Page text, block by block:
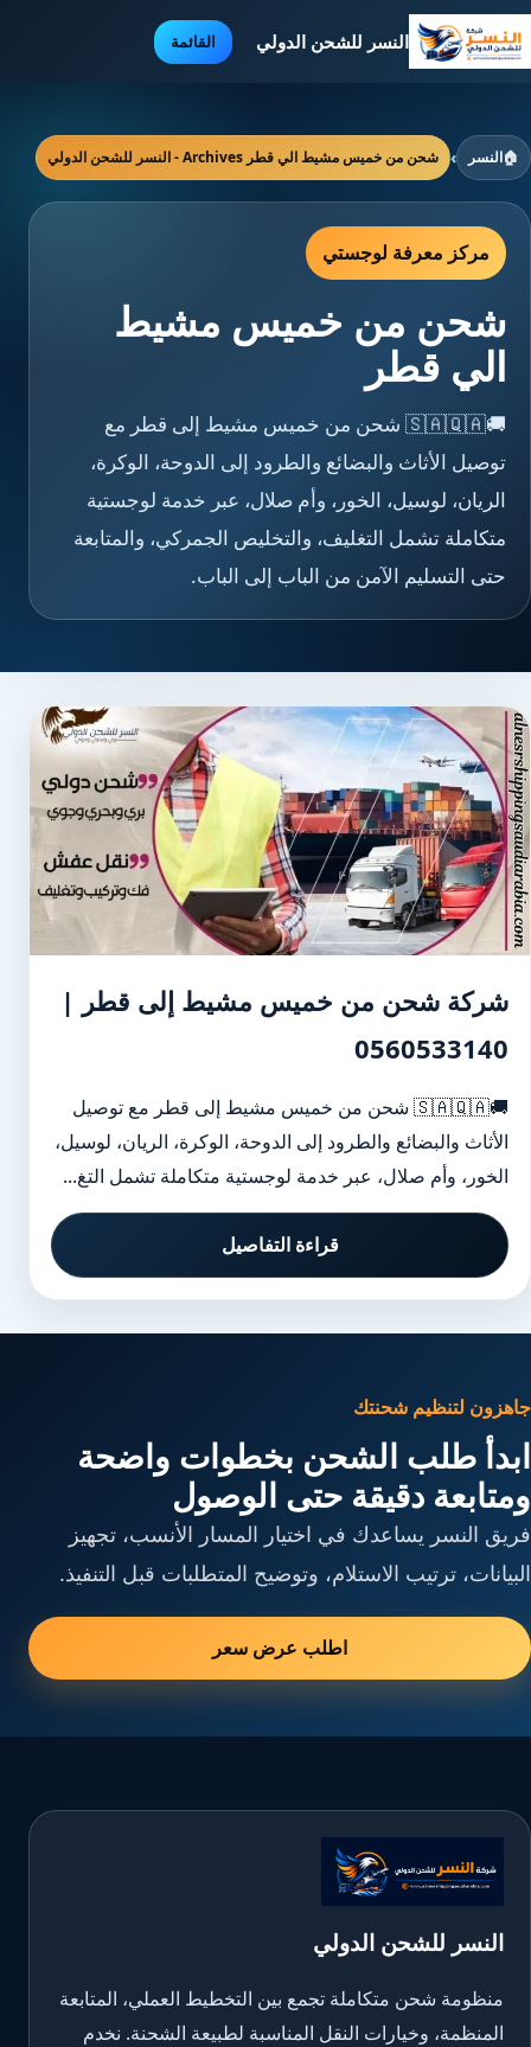
النسر للشحن الدولي القائمة
🏠النسر › شحن من خميس مشيط الي قطر Archives - النسر للشحن الدولي
مركز معرفة لوجستي
شحن من خميس مشيط
الي قطر
🚚🇸🇦🇶🇦 شحن من خميس مشيط إلى قطر مع
توصيل الأثاث والبضائع والطرود إلى الدوحة، الوكرة،
الريان، لوسيل، الخور، وأم صلال، عبر خدمة لوجستية
متكاملة تشمل التغليف، والتخليص الجمركي، والمتابعة
حتى التسليم الآمن من الباب إلى الباب.
شركة شحن من خميس مشيط إلى قطر |
0560533140
🚚🇸🇦🇶🇦 شحن من خميس مشيط إلى قطر مع توصيل
الأثاث والبضائع والطرود إلى الدوحة، الوكرة، الريان، لوسيل،
الخور، وأم صلال، عبر خدمة لوجستية متكاملة تشمل التغ...
قراءة التفاصيل
جاهزون لتنظيم شحنتك
ابدأ طلب الشحن بخطوات واضحة
ومتابعة دقيقة حتى الوصول
فريق النسر يساعدك في اختيار المسار الأنسب، تجهيز
البيانات، ترتيب الاستلام، وتوضيح المتطلبات قبل التنفيذ.
اطلب عرض سعر
النسر للشحن الدولي
منظومة شحن متكاملة تجمع بين التخطيط العملي، المتابعة
المنظمة، وخيارات النقل المناسبة لطبيعة الشحنة. نخدم